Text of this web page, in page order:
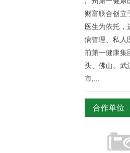
财富联合创立
医生为依托
病管理、私人
前第一健康集
头、佛山、武
市,...
合作单位